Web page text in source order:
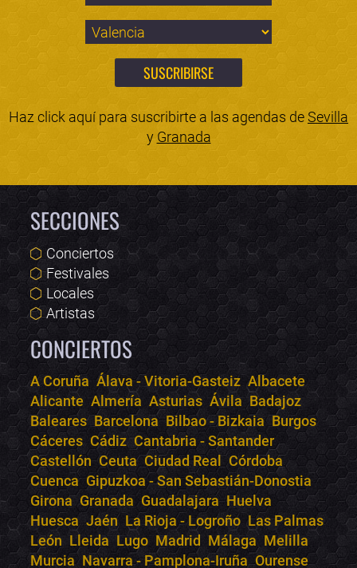
Haz click aquí para suscribirte a las agendas deSevilla
y Granada
SECCIONES
Conciertos
Festivales
Locales
Artistas
CONCIERTOS
A Coruña Álava - Vitoria-Gasteiz Albacete
Alicante Almería Asturias Ávila Badajoz
Baleares Barcelona Bilbao - Bizkaia Burgos
Cáceres Cádiz Cantabria - Santander
Castellón Ceuta Ciudad Real
Córdoba
Cuenca Gipuzkoa - San Sebastián-Donostia
Girona Granada Guadalajara Huelva
Huesca Jaén La Rioja - Logroño Las Palmas
León Lleida Lugo Madrid Málaga Melilla
Murcia Navarra - Pamplona-Iruña Ourense
Bololoco · conciertos.club
Online · Te ayudo a encontrar conciertos